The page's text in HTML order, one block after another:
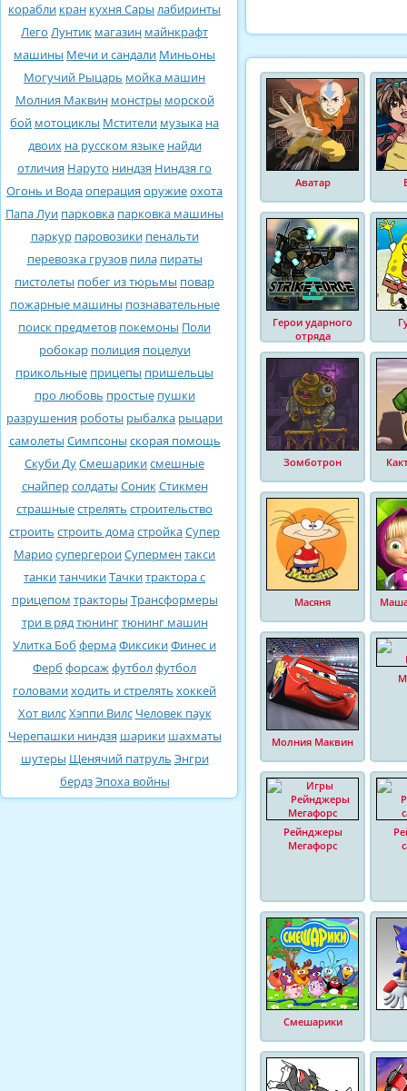
корабли кран кухня Сары лабиринты
Лего Лунтик магазин майнкрафт
машины Мечи и сандали Миньоны
Могучий Рыцарь мойка машин
Молния Маквин монстры морской
бой мотоциклы Мстители музыка на
двоих на русском языке найди
отличия Наруто ниндзя Ниндзя го
Огонь и Водаоперация оружиеохота
Папа Луи парковка парковка машины
паркур паровозики пенальти
перевозка грузов пила пираты
пистолеты побег из тюрьмы повар
пожарные машины познавательные
поиск предметов покемоны Поли
робокар полиция поцелуи
прикольные прицепы пришельцы
про любовь простые пушки
разрушения роботы рыбалка рыцари
самолеты Симпсоны скорая помощь
Скуби ДуСмешарикисмешные
снайперсолдаты СоникСтикмен
страшныестрелять строительство
строить строить домастройкаСупер
Марио супергероиСуперментакси
танкитанчикиТачкитрактора с
прицепом тракторы Трансформеры
три в рядтюнингтюнинг машин
Улитка Боб фермаФиксикиФинес и
Ферб форсажфутболфутбол
головамиходить и стрелять хоккей
Хот вилсХэппи Вилс Человек паук
Черепашки ниндзя шарики шахматы
шутеры Щенячий патруль Энгри
бердзЭпоха войны
Аватар
Герои ударного
отряда
Зомботрон
Масяня
Молния Маквин
Рейнджеры
Мегафорс
Смешарики